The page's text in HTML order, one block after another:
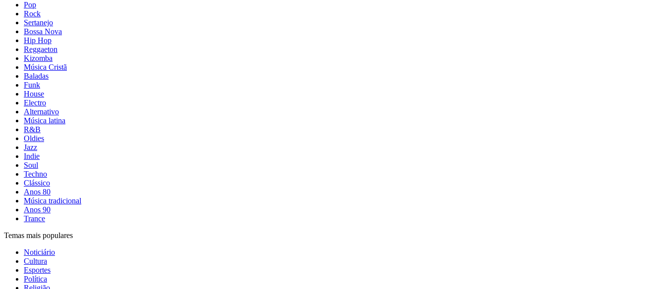
Pop
Rock
Sertanejo
Bossa Nova
Hip Hop
Reggaeton
Kizomba
Música Cristã
Baladas
Funk
House
Electro
Alternativo
Música latina
R&B
Oldies
Jazz
Indie
Soul
Techno
Clássico
Anos 80
Música tradicional
Anos 90
Trance
Temas mais populares
Noticiário
Cultura
Esportes
Política